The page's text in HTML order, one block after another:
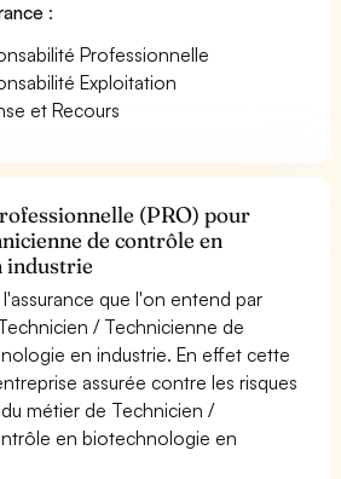
:
Professionnelle
Exploitation
et Recours
(PRO) pour
de contrôle en
industrie
que l'on entend par
/ Technicienne de
en industrie. En effet cette
assurée contre les risques
métier de Technicien /
en biotechnologie en